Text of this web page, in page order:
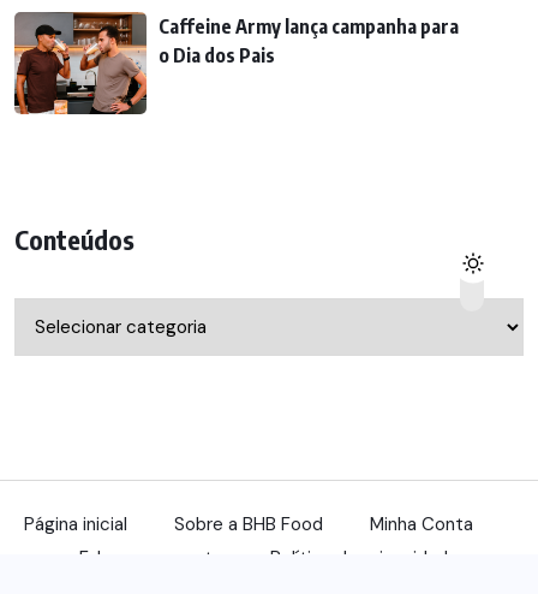
Caffeine Army lança campanha para
o Dia dos Pais
Conteúdos
Conteúdos
Página inicial Sobre a BHB Food
Minha Conta
Fale com a gente
Política de privacidade